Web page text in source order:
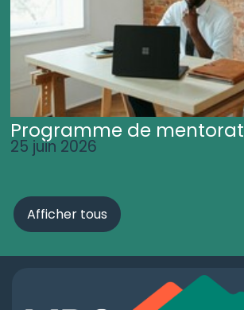
Programme de mentorat
25 juin 2026
Afficher tous